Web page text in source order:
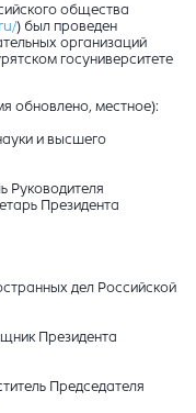
общества
) был проведен
организаций
госуниверситете
обновлено, местное):
и высшего
Руководителя
Президента
дел Российской
Президента
Председателя